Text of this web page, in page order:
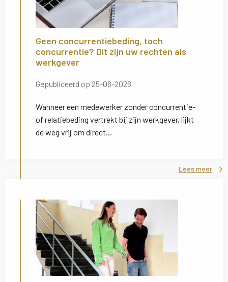
Geen concurrentiebeding, toch
concurrentie? Dit zijn uw rechten als
werkgever
Gepubliceerd op 25-06-2026
Wanneer een medewerker zonder concurrentie-
of relatiebeding vertrekt bij zijn werkgever, lijkt
de weg vrij om direct...
Lees meer